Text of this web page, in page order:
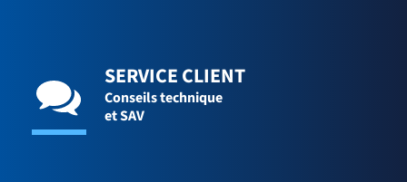
SERVICE CLIENT
Conseils technique
et SAV